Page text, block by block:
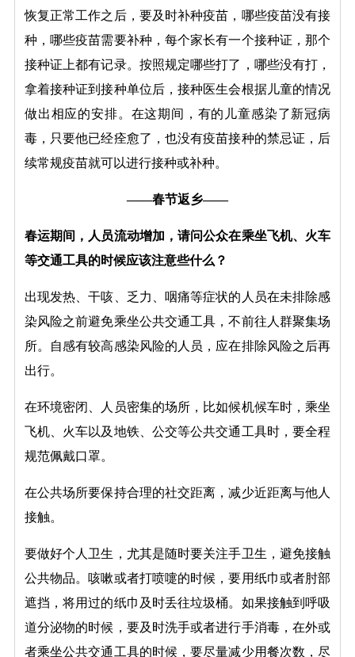
恢复正常工作之后，要及时补种疫苗，哪些疫苗没有接
种，哪些疫苗需要补种，每个家长有一个接种证，那个
接种证上都有记录。按照规定哪些打了，哪些没有打，
拿着接种证到接种单位后，接种医生会根据儿童的情况
做出相应的安排。在这期间，有的儿童感染了新冠病
毒，只要他已经痊愈了，也没有疫苗接种的禁忌证，后
续常规疫苗就可以进行接种或补种。
——春节返乡——
春运期间，人员流动增加，请问公众在乘坐飞机、火车
等交通工具的时候应该注意些什么？
出现发热、干咳、乏力、咽痛等症状的人员在未排除感
染风险之前避免乘坐公共交通工具，不前往人群聚集场
所。自感有较高感染风险的人员，应在排除风险之后再
出行。
在环境密闭、人员密集的场所，比如候机候车时，乘坐
飞机、火车以及地铁、公交等公共交通工具时，要全程
规范佩戴口罩。
在公共场所要保持合理的社交距离，减少近距离与他人
接触。
要做好个人卫生，尤其是随时要关注手卫生，避免接触
公共物品。咳嗽或者打喷嚏的时候，要用纸巾或者肘部
遮挡，将用过的纸巾及时丢往垃圾桶。如果接触到呼吸
道分泌物的时候，要及时洗手或者进行手消毒，在外或
者乘坐公共交通工具的时候，要尽量减少用餐次数，尽